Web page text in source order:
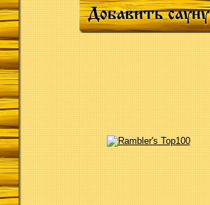
Добавить сауну